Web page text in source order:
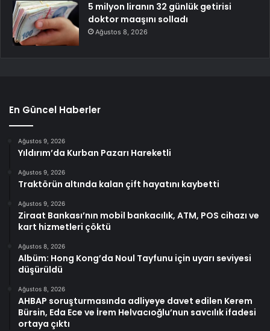
5 milyon liranın 32 günlük getirisi
doktor maaşını solladı
Ağustos 8, 2026
En Güncel Haberler
Ağustos 9, 2026
Yıldırım’da Kurban Pazarı Hareketli
Ağustos 9, 2026
Traktörün altında kalan çift hayatını kaybetti
Ağustos 9, 2026
Ziraat Bankası’nın mobil bankacılık, ATM, POS cihazı ve
kart hizmetleri çöktü
Ağustos 8, 2026
Albüm: Hong Kong’da Noul Tayfunu için uyarı seviyesi
düşürüldü
Ağustos 8, 2026
AHBAP soruşturmasında adliyeye davet edilen Kerem
Bürsin, Eda Ece ve İrem Helvacıoğlu’nun savcılık ifadesi
ortaya çıktı